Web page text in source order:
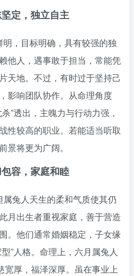
定，独立自主
，目标明确，具有较强的独
他人，遇事敢于担当，常能凭
天地。不过，有时过于坚持己
影响团队协作。从命理角度
”透出，主魄力与行动力强，
性较高的职业。若能适当听取
景将更为广阔。
容，家庭和睦
兔人天生的柔和气质使其仍
月出生者重视家庭，善于营造
。他们通常婚姻稳定，子女缘
”人格。命理上，六月属兔人
宽厚，福泽深厚。虽在事业上